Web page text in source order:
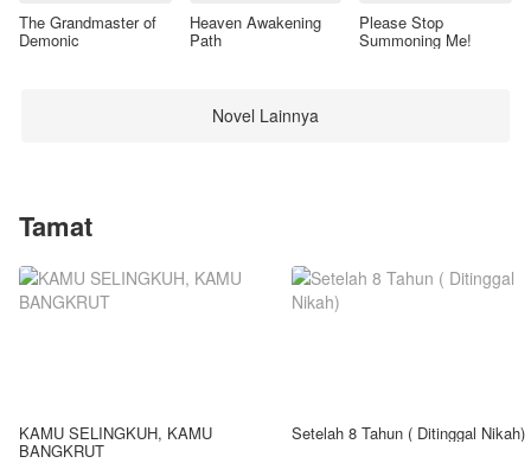
The Grandmaster of
Demonic
Heaven Awakening
Path
Please Stop
Summoning Me!
Novel Lainnya
Tamat
KAMU SELINGKUH, KAMU
BANGKRUT
Setelah 8 Tahun ( Ditinggal Nikah)